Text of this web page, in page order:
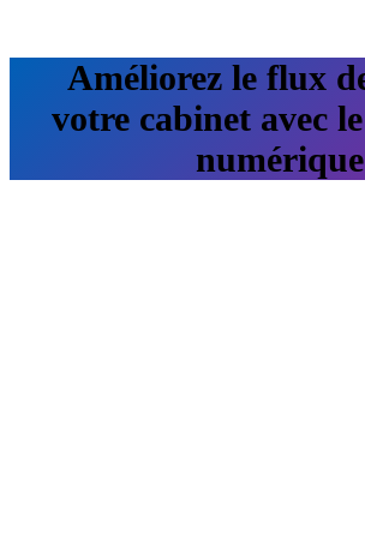
Améliorez le flux
votre cabinet avec le